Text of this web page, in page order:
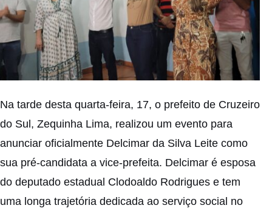
Na tarde desta quarta-feira, 17, o prefeito de Cruzeiro
do Sul, Zequinha Lima, realizou um evento para
anunciar oficialmente Delcimar da Silva Leite como
sua pré-candidata a vice-prefeita. Delcimar é esposa
do deputado estadual Clodoaldo Rodrigues e tem
uma longa trajetória dedicada ao serviço social no